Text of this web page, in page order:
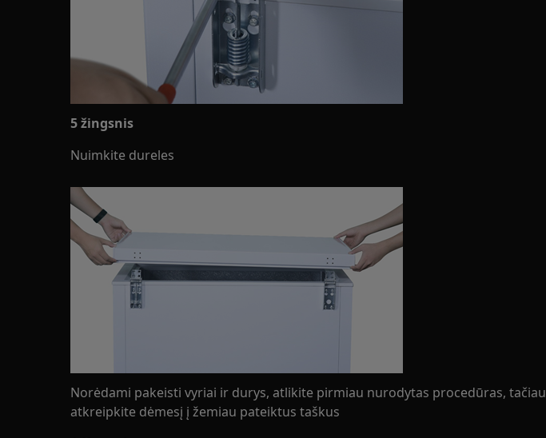
5 žingsnis
Nuimkite dureles
Norėdami pakeisti vyriai ir durys, atlikite pirmiau nurodytas procedūras, tačiau
atkreipkite dėmesį į žemiau pateiktus taškus